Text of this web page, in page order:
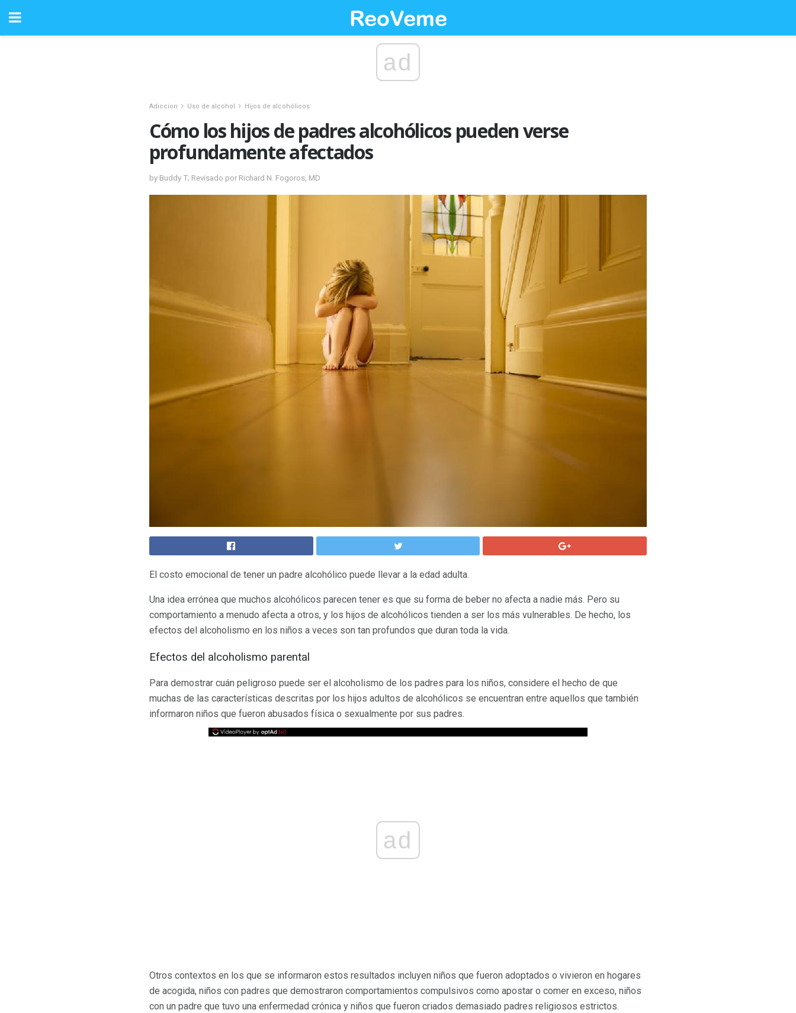
ad
Adiccion Uso de alcohol Hijos de alcohólicos
Cómo los hijos de padres alcohólicos pueden verse
profundamente afectados
by Buddy T; Revisado por Richard N. Fogoros, MD
El costo emocional de tener un padre alcohólico puede llevar a la edad adulta.
Una idea errónea que muchos alcohólicos parecen tener es que su forma de beber no afecta a nadie más. Pero su
comportamiento a menudo afecta a otros, y los hijos de alcohólicos tienden a ser los más vulnerables. De hecho, los
efectos del alcoholismo en los niños a veces son tan profundos que duran toda la vida.
Efectos del alcoholismo parental
Para demostrar cuán peligroso puede ser el alcoholismo de los padres para los niños, considere el hecho de que
muchas de las características descritas por los hijos adultos de alcohólicos se encuentran entre aquellos que también
informaron niños que fueron abusados ​​física o sexualmente por sus padres.
ad
Otros contextos en los que se informaron estos resultados incluyen niños que fueron adoptados o vivieron en hogares
de acogida, niños con padres que demostraron comportamientos compulsivos como apostar o comer en exceso, niños
con un padre que tuvo una enfermedad crónica y niños que fueron criados demasiado padres religiosos estrictos.